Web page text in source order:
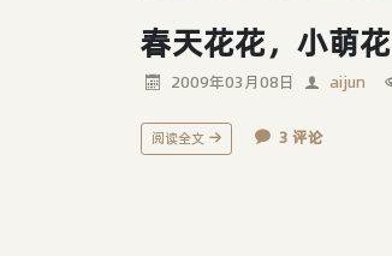
春天花花，小萌花
2009年03月08日 aijun
阅读全文 3 评论